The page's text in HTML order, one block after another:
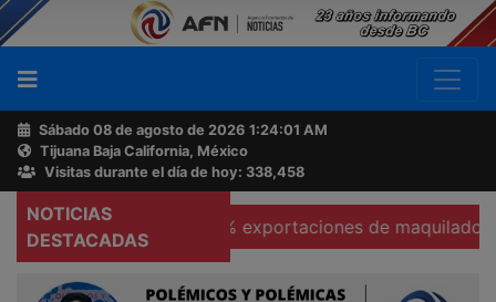
Sábado 08 de agosto de 2026 1:24:02 AM
Tijuana Baja California, México
Visitas durante el día de hoy: 338,458
NOTICIAS
DESTACADAS
Se hunden 37% exportaciones de maquiladoras en
Buscador
Acerca
de
AFN